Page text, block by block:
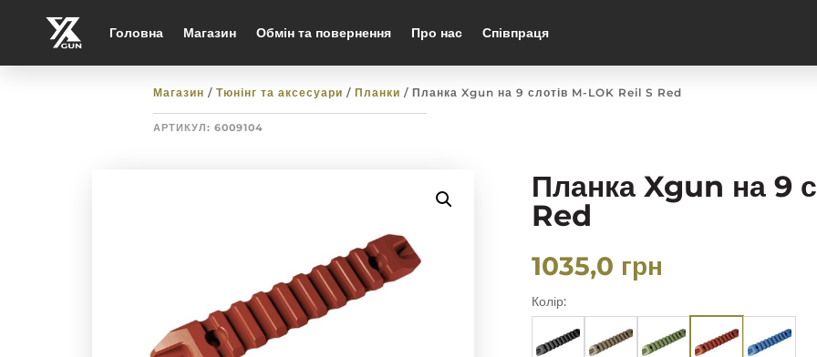
Головна Магазин Обмін та повернення Про нас Співпраця
Магазин / Тюнінг та аксесуари / Планки / Планка Xgun на 9 слотів M-LOK Reil S Red
АРТИКУЛ: 6009104
Планка Xgun на 9
Red
1035,0 грн
Колір: